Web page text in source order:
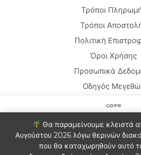
Θα παραμείνουμε κλειστά
Αυγούστου 2026 λόγω θερινών
που θα καταχωρηθούν αυτό
Τρόποι
Τρόποι
Πολιτική
Όροι Χρήσης
Προσωπικά
Οδηγός
Copyright © 2020 GDPR
Στον ιστότοπο χρησιμοποιούμε
την εμπειρία σας. Θα υποθέσουμε ότι
Αν θέλετε μπορείτε να